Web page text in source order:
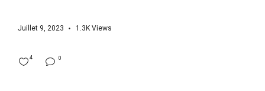
Juillet 9, 2023 1.3K Views
0
4